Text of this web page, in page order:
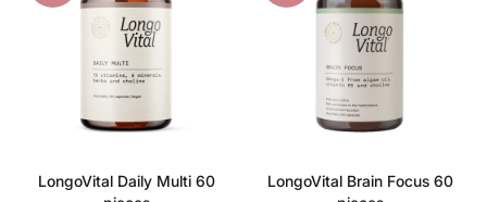
LongoVital Daily Multi 60
LongoVital Brain Focus 60